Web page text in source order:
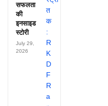
सफलता
की
इनसाइड
स्टोरी
July 29,
2026